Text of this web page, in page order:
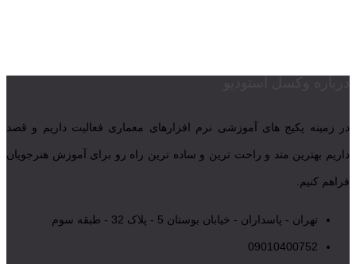
در زمینه پکیج های آموزشی نرم افزارهای معماری فعالیت داریم و قصد
داریم بهترین متد و راحت ترین و ساده ترین راه رو برای آموزش هنرجویان
فراهم کنیم.
تهران - پاسداران - خیابان بوستان 5 - پلاک 32 - طبقه سوم
09010400752